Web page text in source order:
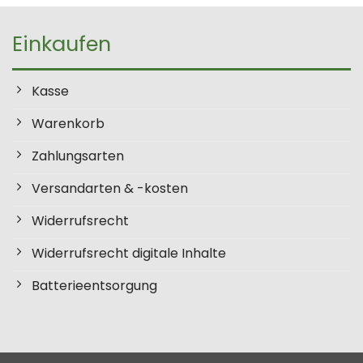
auf.
auf
Produktseite
werden
Einkaufen
Kasse
Warenkorb
Zahlungsarten
Versandarten & -kosten
Widerrufsrecht
Widerrufsrecht digitale Inhalte
Batterieentsorgung